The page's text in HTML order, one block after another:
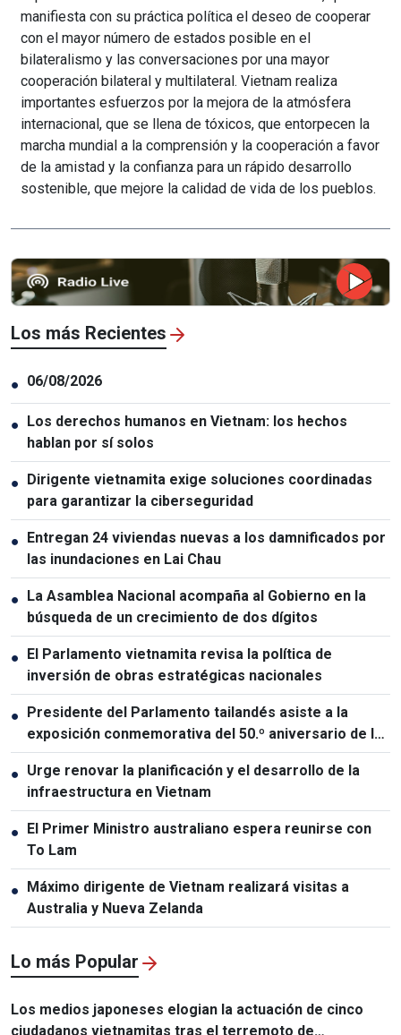
manifiesta con su práctica política el deseo de cooperar
con el mayor número de estados posible en el
bilateralismo y las conversaciones por una mayor
cooperación bilateral y multilateral. Vietnam realiza
importantes esfuerzos por la mejora de la atmósfera
internacional, que se llena de tóxicos, que entorpecen la
marcha mundial a la comprensión y la cooperación a favor
de la amistad y la confianza para un rápido desarrollo
sostenible, que mejore la calidad de vida de los pueblos.
Los más Recientes
● 06/08/2026
● Los derechos humanos en Vietnam: los hechos
hablan por sí solos
● Dirigente vietnamita exige soluciones coordinadas
para garantizar la ciberseguridad
● Entregan 24 viviendas nuevas a los damnificados por
las inundaciones en Lai Chau
● La Asamblea Nacional acompaña al Gobierno en la
búsqueda de un crecimiento de dos dígitos
● El Parlamento vietnamita revisa la política de
inversión de obras estratégicas nacionales
● Presidente del Parlamento tailandés asiste a la
exposición conmemorativa del 50.º aniversario de las
relaciones Vietnam-Tailandia
● Urge renovar la planificación y el desarrollo de la
infraestructura en Vietnam
● El Primer Ministro australiano espera reunirse con
To Lam
● Máximo dirigente de Vietnam realizará visitas a
Australia y Nueva Zelanda
Lo más Popular
Los medios japoneses elogian la actuación de cinco
ciudadanos vietnamitas tras el terremoto de